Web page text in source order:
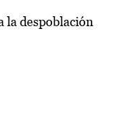
la despoblación